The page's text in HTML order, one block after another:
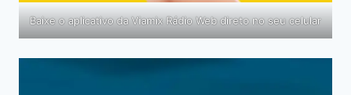
Baixe o aplicativo da Viamix Rádio Web direto no seu celular